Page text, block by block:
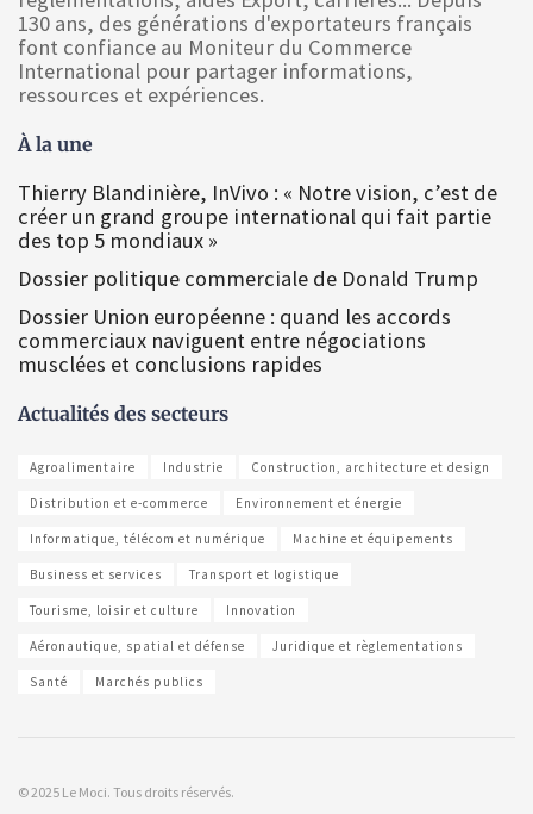
130 ans, des générations d'exportateurs français
font confiance au Moniteur du Commerce
International pour partager informations,
ressources et expériences.
À la une
Thierry Blandinière, InVivo : « Notre vision, c’est de
créer un grand groupe international qui fait partie
des top 5 mondiaux »
Dossier politique commerciale de Donald Trump
Dossier Union européenne : quand les accords
commerciaux naviguent entre négociations
musclées et conclusions rapides
Actualités des secteurs
Agroalimentaire Industrie Construction, architecture et design
Distribution et e-commerce Environnement et énergie
Informatique, télécom et numérique Machine et équipements
Business et services Transport et logistique
Tourisme, loisir et culture Innovation
Aéronautique, spatial et défense Juridique et règlementations
Santé Marchés publics
© 2025 Le Moci. Tous droits réservés.